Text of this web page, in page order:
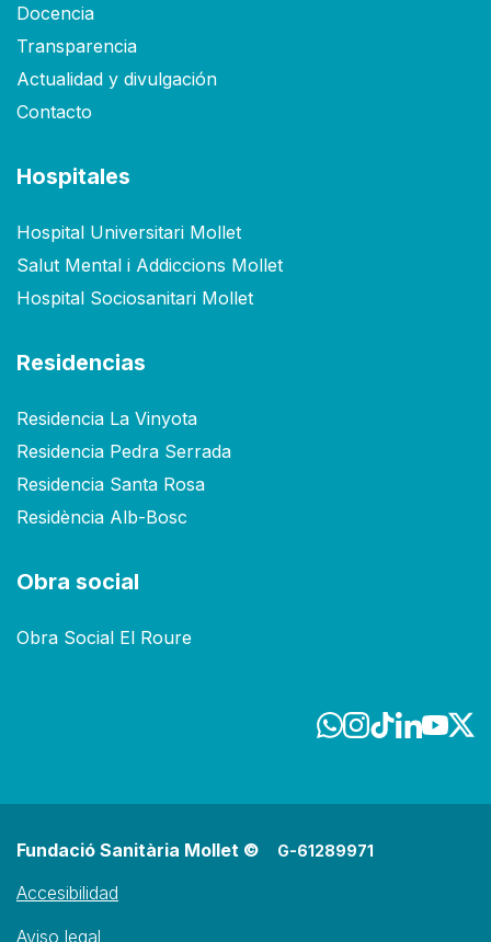
Docencia
Transparencia
Actualidad y divulgación
Contacto
Hospitales
Hospital Universitari Mollet
Salut Mental i Addiccions Mollet
Hospital Sociosanitari Mollet
Residencias
Residencia La Vinyota
Residencia Pedra Serrada
Residencia Santa Rosa
Residència Alb-Bosc
Obra social
Obra Social El Roure
Fundació Sanitària Mollet © G-61289971
Accesibilidad
Aviso legal